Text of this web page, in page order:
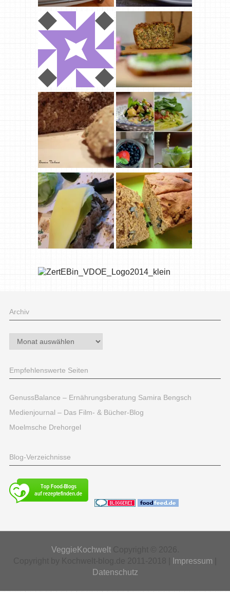
Archiv
Archiv
Empfehlenswerte Seiten
GenussBalance – Ernährungsberatung Samira Bengsch
Medienjournal – Das Film- & Bücher-Blog
Moelmsche Drehorgel
Blog-Verzeichnisse
VeggieKochweltCopyright © 2026.
Impressum
Datenschutz